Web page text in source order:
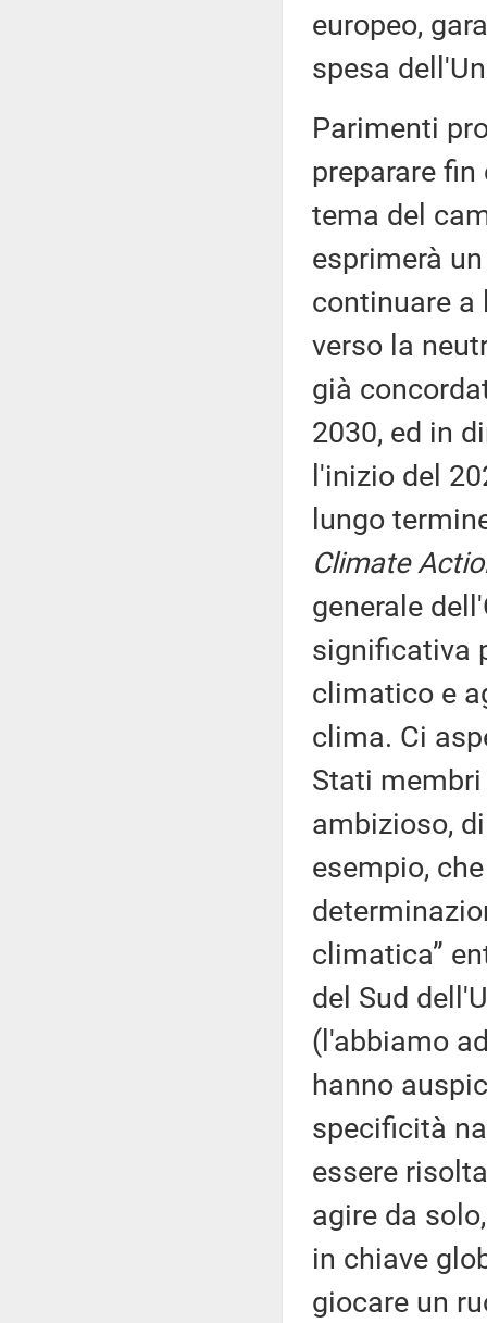
europeo,
spesa
Parimenti
preparare
tema del
esprimerà
continuare a
verso la
già
2030, ed in
l'inizio del
lungo
Climate
generale
significativa
climatico e
clima. Ci
Stati
ambizioso,
esempio,
climatica”
del Sud
(l'abbiamo
hanno
specificità
essere
agire da
in chiave
giocare un